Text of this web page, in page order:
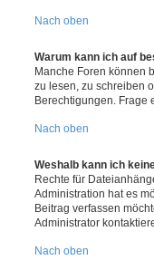
Nach oben
Warum kann ich auf
Manche Foren können
zu lesen, zu schreiben
Berechtigungen. Frage
Nach oben
Weshalb kann ich
Rechte für
Administration hat es
Beitrag verfassen
Administrator
Nach oben